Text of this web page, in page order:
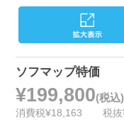
ソフマップ特価
¥199,800(税込)
消費税¥18,163 税